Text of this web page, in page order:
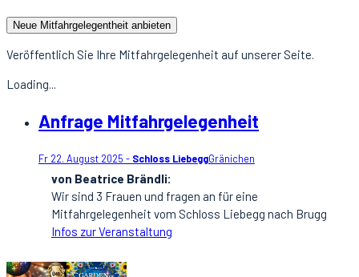
Neue Mitfahrgelegentheit anbieten
Veröffentlich Sie Ihre Mitfahrgelegenheit auf unserer Seite.
Loading...
Anfrage Mitfahrgelegenheit
Fr 22. August 2025 - Schloss LiebeggGränichen
von Beatrice Brändli:
Wir sind 3 Frauen und fragen an für eine
Mitfahrgelegenheit vom Schloss Liebegg nach Brugg
Infos zur Veranstaltung